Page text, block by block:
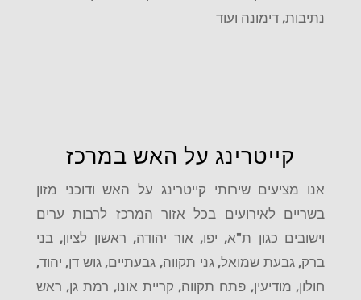
נתיבות, דימונה ועוד
קייטרינג על האש במרכז
אנו מציעים שירותי קייטרינג על האש ודוכני מזון
בשריים לאירועים בכל אזור המרכז לרבות ערים
וישובים כגון ת"א, יפו, אור יהודה, ראשון לציון, בני
ברק, גבעת שמואל, גני תקווה, גבעתיים, גוש דן, יהוד,
חולון, מודיעין, פתח תקווה, קריית אונו, רמת גן, ראש